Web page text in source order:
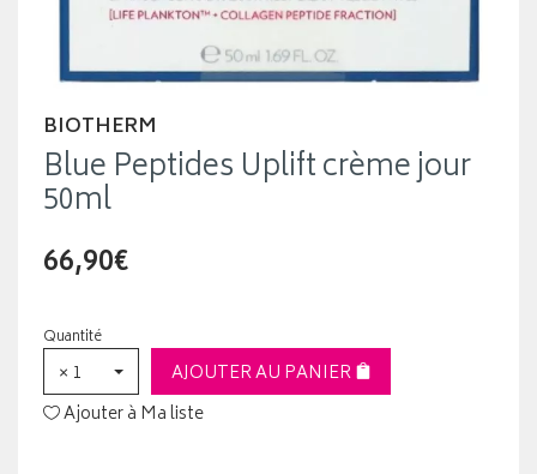
BIOTHERM
Blue Peptides Uplift crème jour
50ml
66,90€
Quantité
× 1
AJOUTER AU PANIER
Ajouter à Ma liste